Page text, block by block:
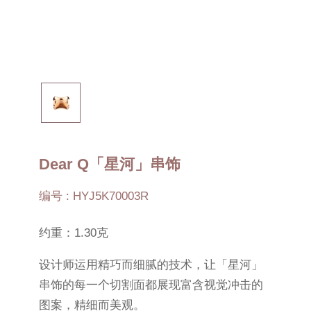
Dear Q「星河」串饰
编号 : HYJ5K70003R
约重：1.30克
设计师运用精巧而细腻的技术，让「星河」
串饰的每一个切割面都展现富含视觉冲击的
图案，精细而美观。